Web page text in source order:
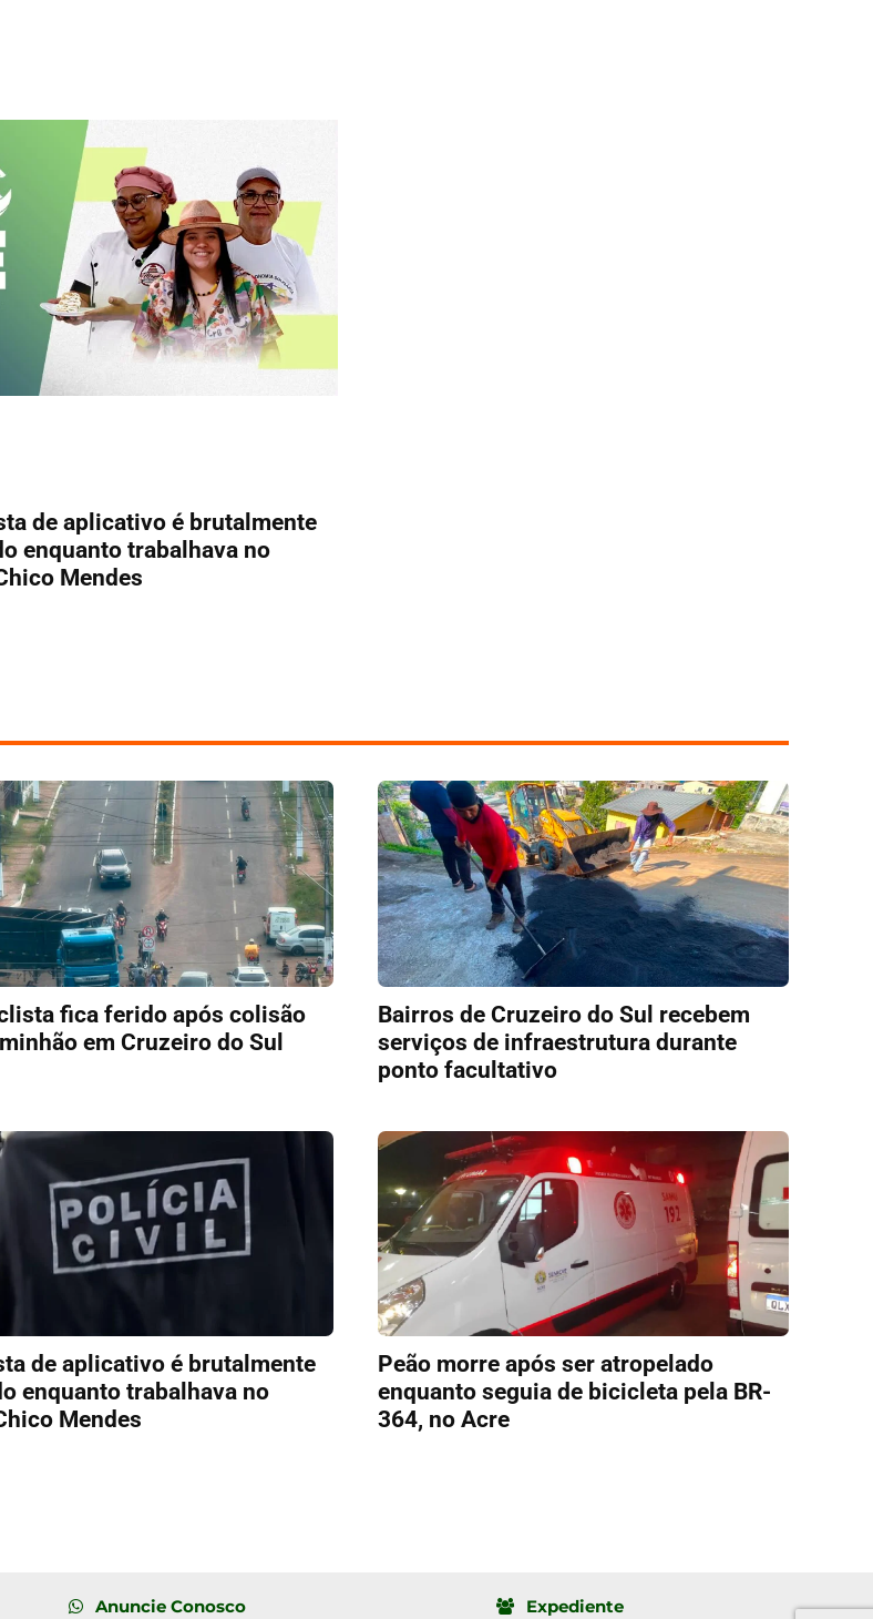
de aplicativo é brutalmente
enquanto trabalhava no
Mendes
fica ferido após colisão
em Cruzeiro do Sul
Bairros de Cruzeiro do Sul recebem
serviços de infraestrutura durante
ponto facultativo
de aplicativo é brutalmente
enquanto trabalhava no
Mendes
Peão morre após ser atropelado
enquanto seguia de bicicleta pela BR-
364, no Acre
Anuncie Conosco Expediente